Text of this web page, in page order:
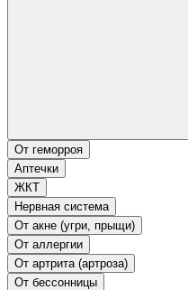
От геморроя
Аптечки
ЖКТ
Нервная система
От акне (угри, прыщи)
От аллергии
От артрита (артроза)
От бессонницы